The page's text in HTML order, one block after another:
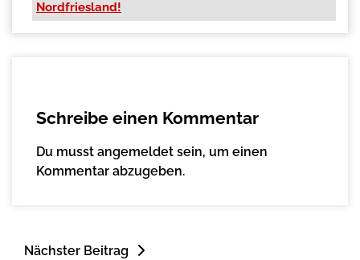
Nordfriesland!
Schreibe einen Kommentar
Du musst angemeldet sein, um einen
Kommentar abzugeben.
Nächster Beitrag